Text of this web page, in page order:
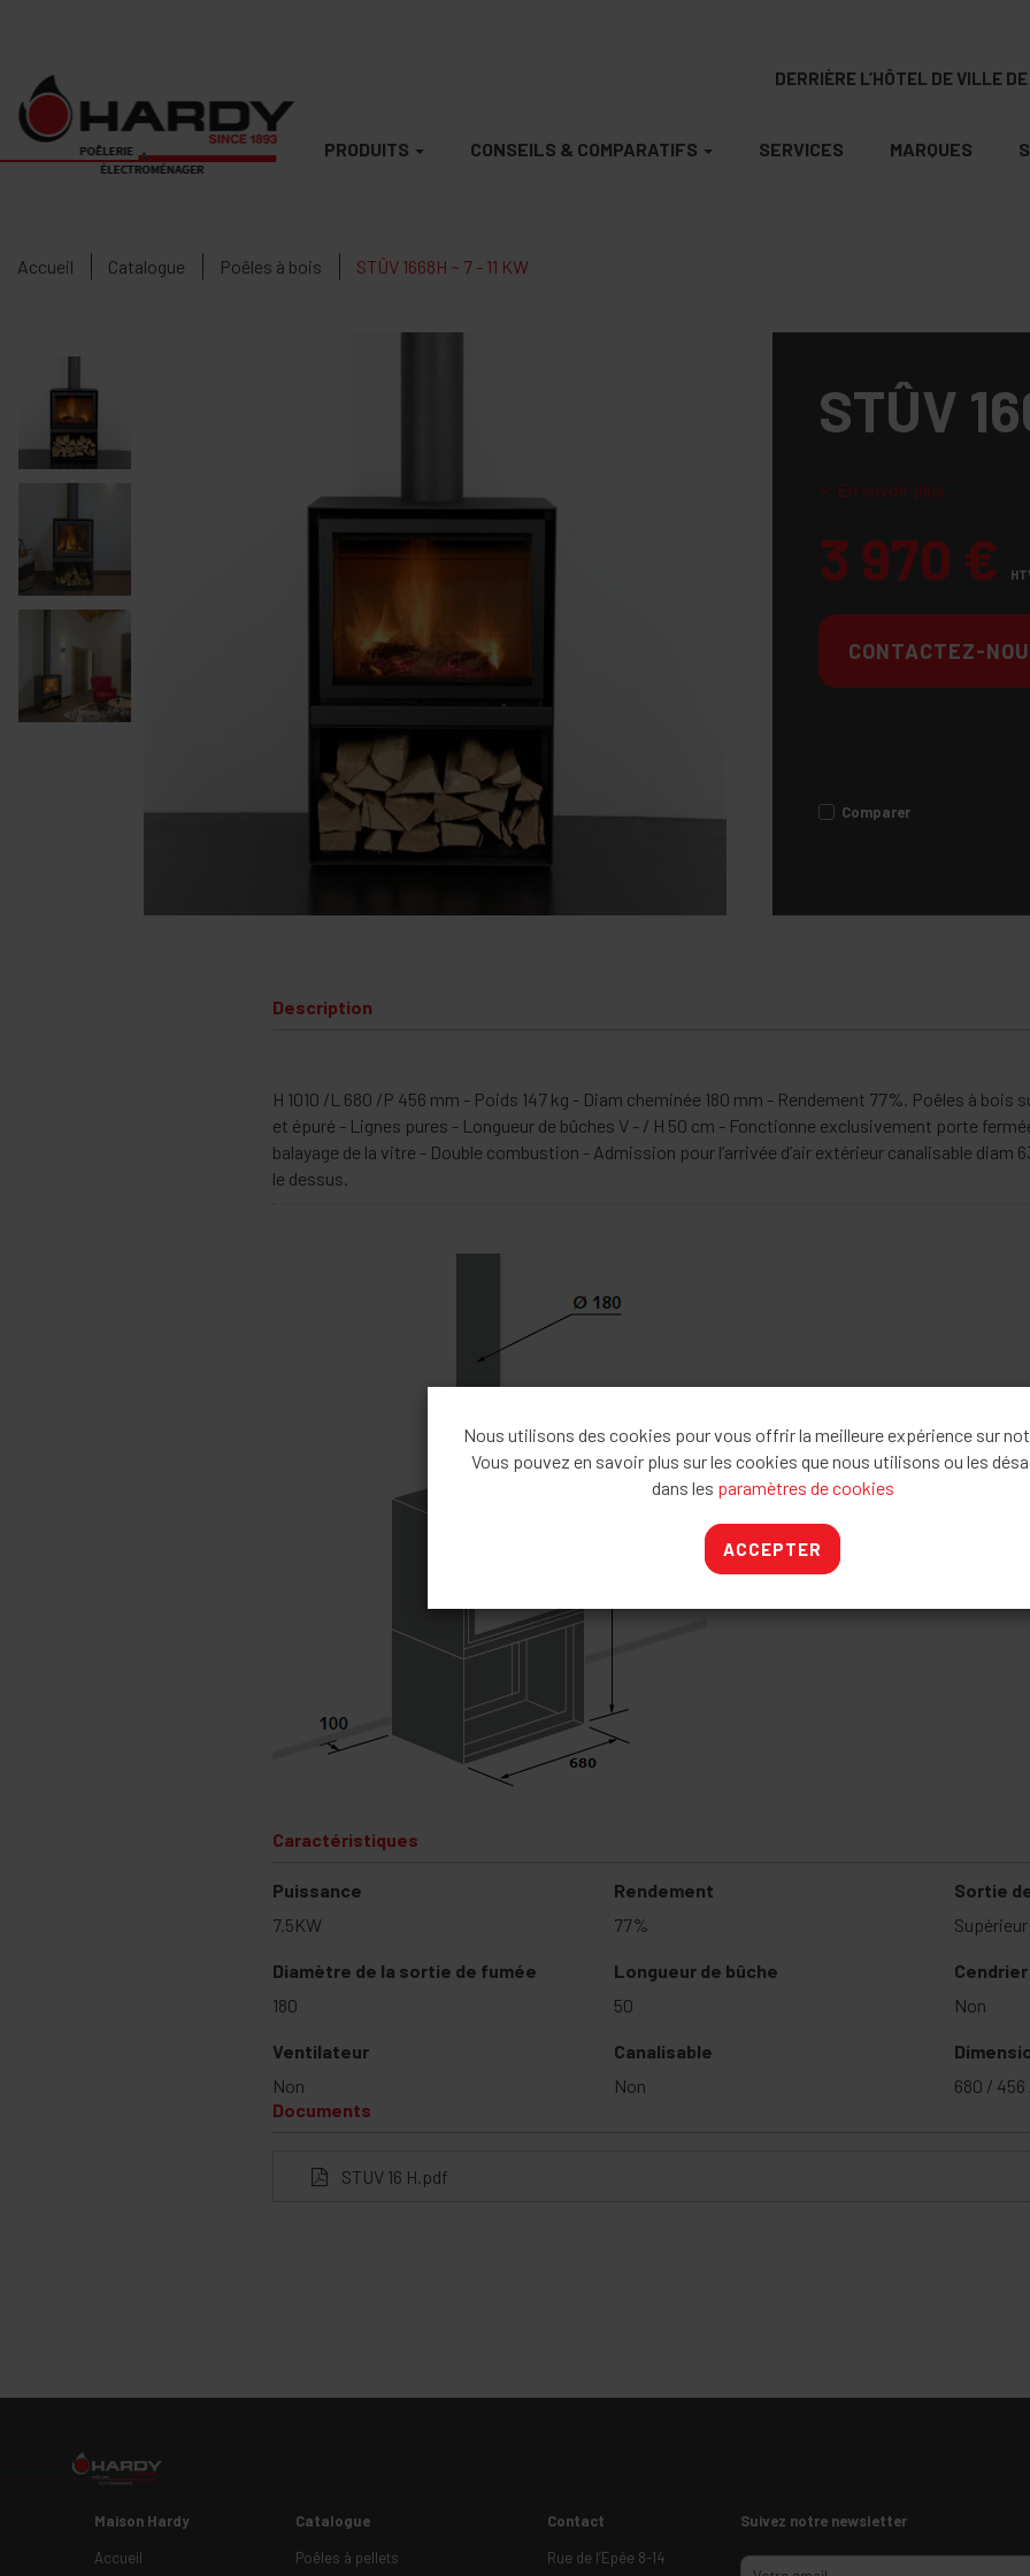
DERRIÈRE L’HÔTEL DE VILLE
PRODUITS CONSEILS & COMPARATIFS SERVICES MARQUES
Accueil Catalogue Poêles à bois STÛV 1668H ~ 7 - 11 KW
STÛV
En savoir plus ...
3 970 €
CONTACTEZ-
Comparer
Description
H 1010 /L 680 /P 456 mm - Poids 147 kg - Diam cheminée 180 mm - Rendement 77%. Poêles à bois
et épuré - Lignes pures - Longueur de bûches V - / H 50 cm - Fonctionne exclusivement porte
balayage de la vitre - Double combustion - Admission pour l’arrivée d’air extérieur canalisable diam
le dessus.
Caractéristiques
Puissance
7.5KW
Rendement
77%
Sortie
Supérieur
Diamètre de la sortie de fumée
180
Longueur de bûche
50
Cendrier
Non
Ventilateur
Non
Canalisable
Non
680 / 456
Documents
STUV 16 H.pdf
Maison Hardy
Accueil
Catalogue
Poêles à pellets
Contact
Rue de l’Epée 8-14
Suivez notre newsletter
Nous utilisons des cookies pour vous offrir la meilleure expérience sur
Vous pouvez en savoir plus sur les cookies que nous utilisons ou les
dans les paramètres de cookies
ACCEPTER